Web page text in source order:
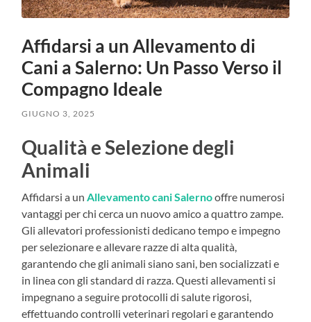
Affidarsi a un Allevamento di
Cani a Salerno: Un Passo Verso il
Compagno Ideale
GIUGNO 3, 2025
Qualità e Selezione degli
Animali
Affidarsi a un Allevamento cani Salernooffre numerosi
vantaggi per chi cerca un nuovo amico a quattro zampe.
Gli allevatori professionisti dedicano tempo e impegno
per selezionare e allevare razze di alta qualità,
garantendo che gli animali siano sani, ben socializzati e
in linea con gli standard di razza. Questi allevamenti si
impegnano a seguire protocolli di salute rigorosi,
effettuando controlli veterinari regolari e garantendo